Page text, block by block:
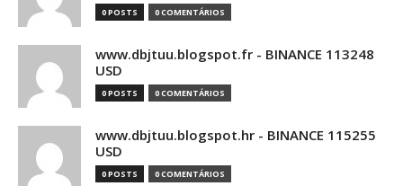
0 POSTS 0 COMENTÁRIOS
www.dbjtuu.blogspot.fr - BINANCE 113248
USD
0 POSTS 0 COMENTÁRIOS
www.dbjtuu.blogspot.hr - BINANCE 115255
USD
0 POSTS 0 COMENTÁRIOS